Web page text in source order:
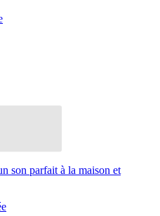
son parfait à la maison et